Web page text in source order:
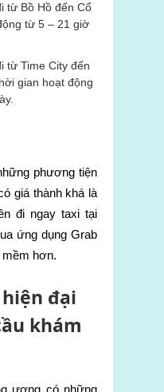
từ Bồ Hồ đến Cổ
từ 5 – 21 giờ
từ Time City đến
gian hoạt động
phương tiện
giá thành khá là
đi ngay taxi tại
ứng dụng Grab
hơn.
đại
khám
ương có những